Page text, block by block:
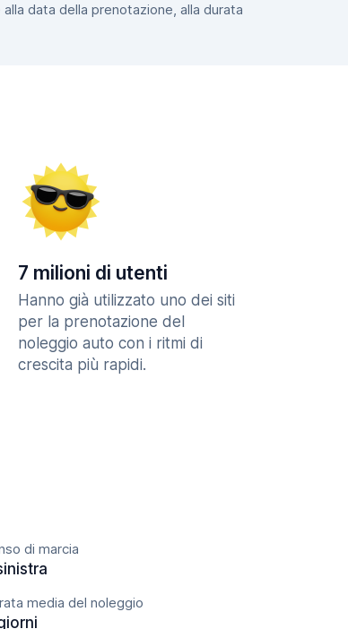
data della prenotazione, alla durata
7 milioni di utenti
Hanno già utilizzato uno dei siti
per la prenotazione del
noleggio auto con i ritmi di
crescita più rapidi.
di marcia
media del noleggio